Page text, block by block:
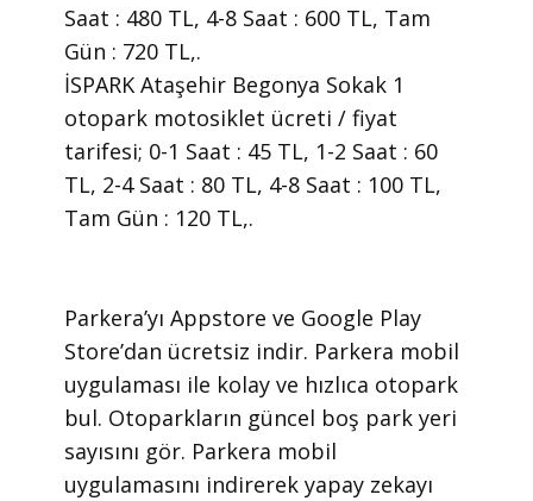
Saat : 480 TL, 4-8 Saat : 600 TL, Tam
Gün : 720 TL,.
İSPARK Ataşehir Begonya Sokak 1
otopark motosiklet ücreti / fiyat
tarifesi; 0-1 Saat : 45 TL, 1-2 Saat : 60
TL, 2-4 Saat : 80 TL, 4-8 Saat : 100 TL,
Tam Gün : 120 TL,.
​Parkera’yı Appstore ve Google Play
Store’dan ücretsiz indir. Parkera mobil
uygulaması ile kolay ve hızlıca otopark
bul. Otoparkların güncel boş park yeri
sayısını gör. Parkera mobil
uygulamasını indirerek yapay zekayı